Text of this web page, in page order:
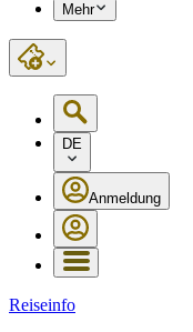
Mehr
DE
Anmeldung
Reiseinfo